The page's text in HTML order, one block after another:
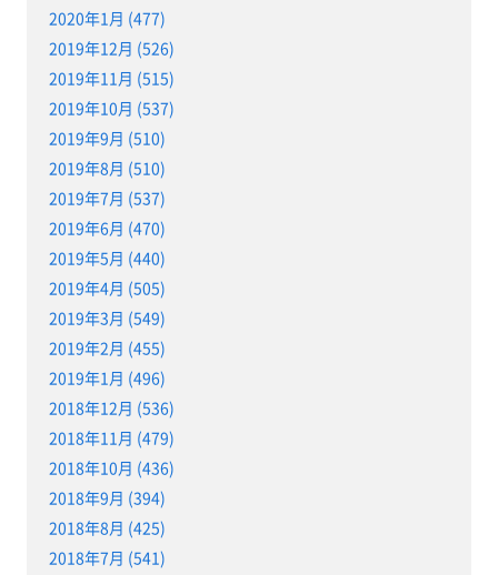
2020年1月 (477)
2019年12月 (526)
2019年11月 (515)
2019年10月 (537)
2019年9月 (510)
2019年8月 (510)
2019年7月 (537)
2019年6月 (470)
2019年5月 (440)
2019年4月 (505)
2019年3月 (549)
2019年2月 (455)
2019年1月 (496)
2018年12月 (536)
2018年11月 (479)
2018年10月 (436)
2018年9月 (394)
2018年8月 (425)
2018年7月 (541)